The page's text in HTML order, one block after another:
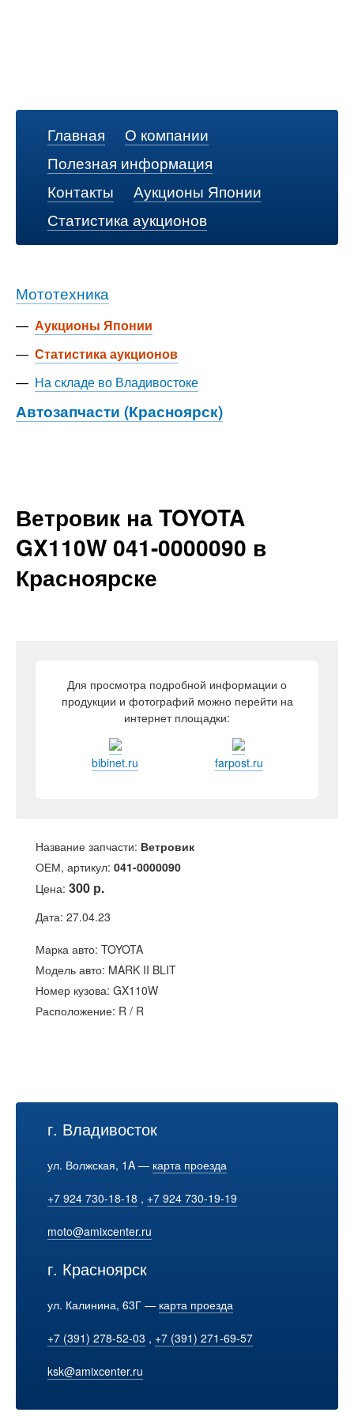
Главная
О компании
Полезная информация
Контакты
Аукционы Японии
Статистика аукционов
Мототехника
— Аукционы Японии
— Статистика аукционов
— На складе во Владивостоке
Автозапчасти (Красноярск)
Ветровик на TOYOTA
GX110W 041-0000090 в
Красноярске
Для просмотра подробной информации о
продукции и фотографий можно перейти на
интернет площадки:
bibinet.ru farpost.ru
Название запчасти: Ветровик
ОЕМ, артикул: 041-0000090
Цена: 300 р.
Дата: 27.04.23
Марка авто: TOYOTA
Модель авто: MARK II BLIT
Номер кузова: GX110W
Расположение: R / R
г. Владивосток
ул. Волжская, 1A — карта проезда
+7 924 730-18-18 , +7 924 730-19-19
moto@amixcenter.ru
г. Красноярск
ул. Калинина, 63Г — карта проезда
+7 (391) 278-52-03 , +7 (391) 271-69-57
ksk@amixcenter.ru